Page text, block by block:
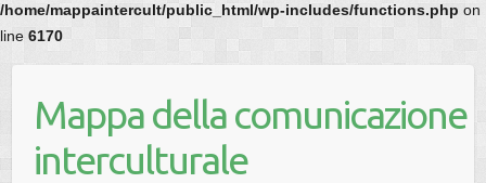
/home/mappaintercult/public_html/wp-includes/functions.php on
line 6170
Mappa della comunicazione
interculturale